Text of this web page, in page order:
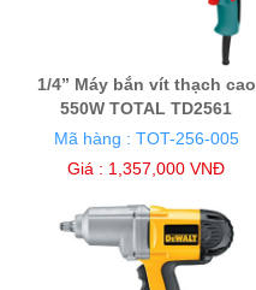
1/4” Máy bắn vít thạch cao
550W TOTAL TD2561
Mã hàng : TOT-256-005
Giá : 1,357,000 VNĐ